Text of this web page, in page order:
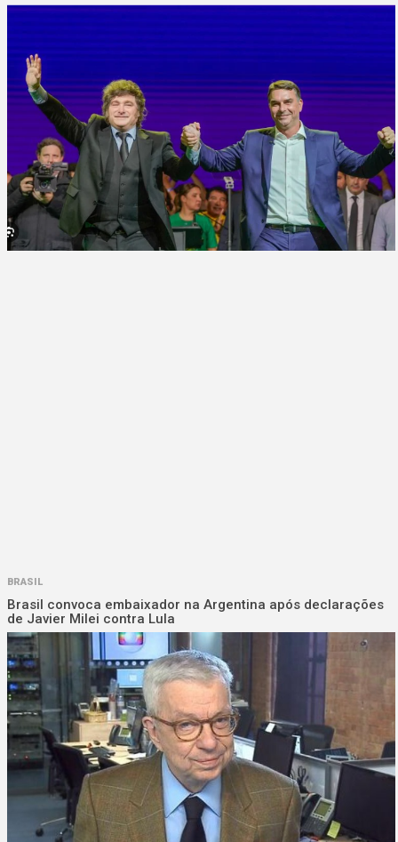
BRASIL
Brasil convoca embaixador na Argentina após declarações
de Javier Milei contra Lula